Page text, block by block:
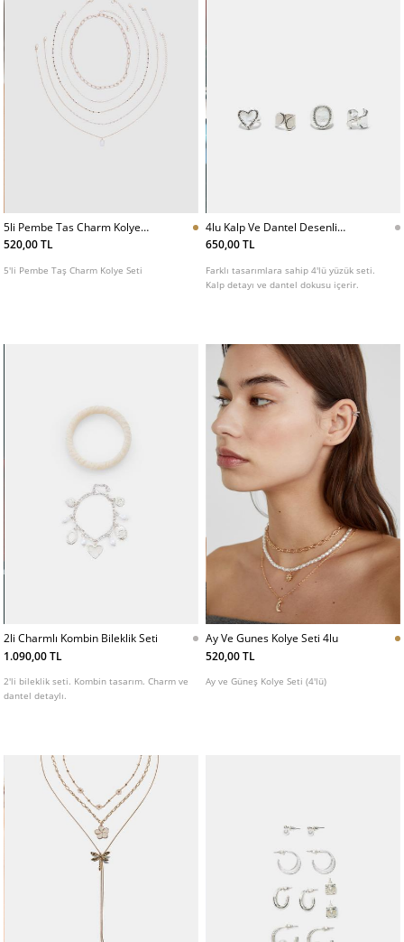
5li Pembe Tas Charm Kolye
Seti
520,00 TL
5'li Pembe Taş Charm Kolye Seti
4lu Kalp Ve Dantel Desenli
Yuzuk Seti
650,00 TL
Farklı tasarımlara sahip 4'lü yüzük seti.
Kalp detayı ve dantel dokusu içerir.
2li Charmlı Kombin Bileklik Seti
1.090,00 TL
2'li bileklik seti. Kombin tasarım. Charm ve
dantel detaylı.
Ay Ve Gunes Kolye Seti 4lu
520,00 TL
Ay ve Güneş Kolye Seti (4'lü)